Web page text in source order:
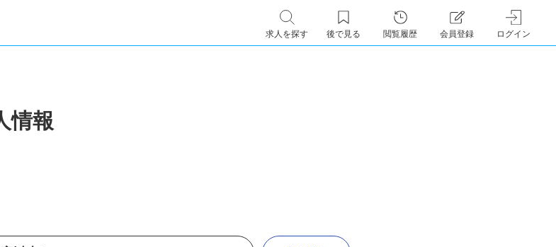
求人を探す 後で見る 閲覧履歴 会員登録 ログイン
情報